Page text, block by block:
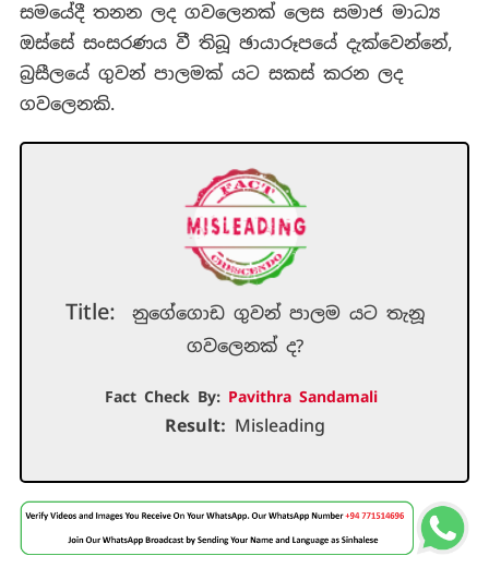
සමයේදී තනන ලද ගවලෙනක් ලෙස සමාජ මාධ්‍ය
ඔස්සේ සංසරණය වී තිබූ ඡායාරූපයේ දැක්වෙන්නේ,
බ්‍රසීලයේ ගුවන් පාලමක් යට සකස් කරන ලද
ගවලෙනකි.
Title:
නුගේගොඩ ගුවන් පාලම යට තැනූ
ගවලෙනක් ද?
Fact Check By: Pavithra Sandamali
Result: Misleading